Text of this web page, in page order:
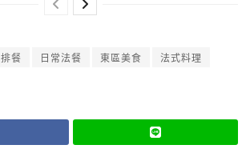
排餐 日常法餐 東區美食
法式料理